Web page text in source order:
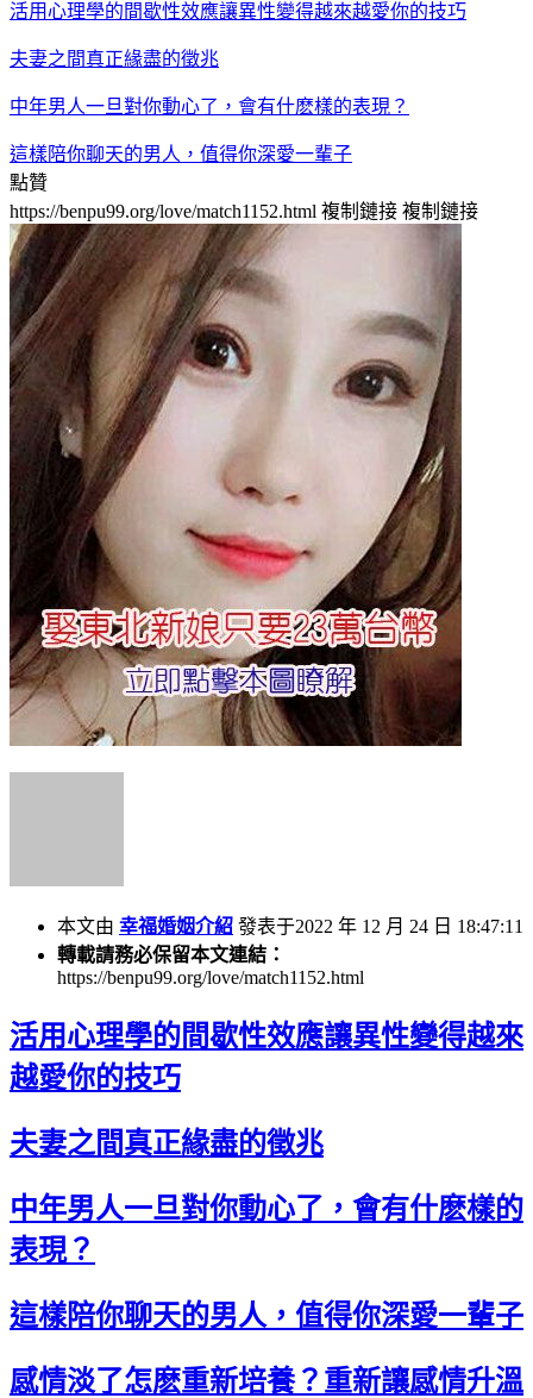
活用心理學的間歇性效應讓異性變得越來越愛你的技巧
夫妻之間真正緣盡的徵兆
中年男人一旦對你動心了，會有什麽樣的表現？
這樣陪你聊天的男人，值得你深愛一輩子
點贊
https://benpu99.org/love/match1152.html 複制鏈接 複制鏈接
本文由 幸福婚姻介紹 發表于2022 年 12 月 24 日 18:47:11
轉載請務必保留本文連結：
https://benpu99.org/love/match1152.html
活用心理學的間歇性效應讓異性變得越來
越愛你的技巧
夫妻之間真正緣盡的徵兆
中年男人一旦對你動心了，會有什麽樣的
表現？
這樣陪你聊天的男人，值得你深愛一輩子
感情淡了怎麽重新培養？重新讓感情升溫